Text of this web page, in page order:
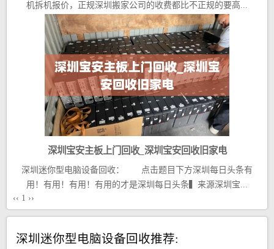
机拆机报价，正规深圳搬家公司的收费都比不正规的要高...
深圳宝安主板上门回收_深圳宝安回收旧家电
深圳迷你型电脑设备回收： 点击题目下方深圳每日头条有
用！有用！有用！有用的才是深圳每日头条▍来源深圳宝...
‹‹ 1 ››
深圳迷你型电脑设备回收推荐: